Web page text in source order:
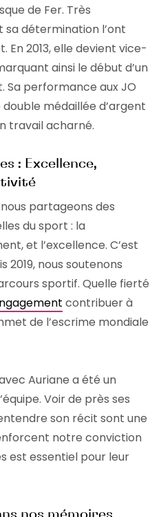
de Fer. Très
sa détermination l’ont
En 2013, elle devient vice-
ainsi le début d’un
Sa performance aux JO
médaillée d’argent
travail acharné.
: Excellence,
partageons des
du sport : la
et l’excellence. C’est
2019, nous soutenons
sportif. Quelle fierté
contribuer à
de l’escrime mondiale
Auriane a été un
Voir de près ses
son récit sont une
notre conviction
est essentiel pour leur